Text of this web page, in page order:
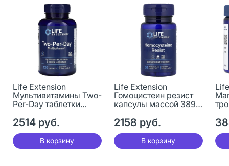
Life Extension
Мультивитамины Two-
Per-Day таблетки
2514 руб.
В корзину
Life Extension
Гомоцистеин резист
капсулы массой 389
2158 руб.
В корзину